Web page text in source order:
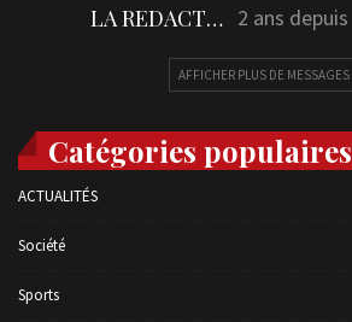
LA REDACTION 2 ans depuis
AFFICHER PLUS DE MESSAGES
Catégories populaires
ACTUALITÉS
Société
Sports